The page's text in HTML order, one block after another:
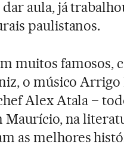
aula, já
paulistanos.
muitos famosos,
o músico Arrigo
Alex Atala –
na
as melhores